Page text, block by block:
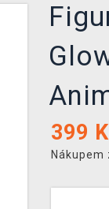
399
Nákupem